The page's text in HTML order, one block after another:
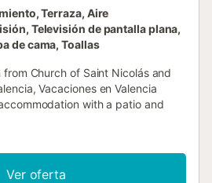
Terraza, Aire
Televisión de pantalla plana,
de cama, Toallas
Church of Saint Nicolás and
Vacaciones en Valencia
with a patio and
Ver oferta